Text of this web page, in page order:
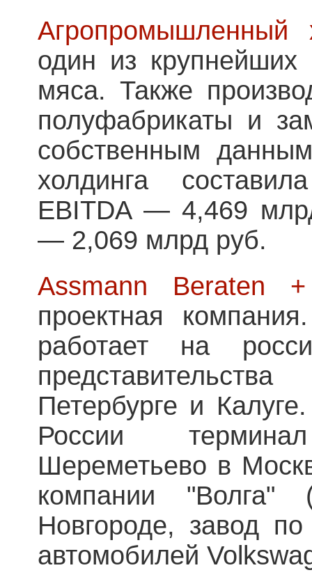
Агропромышленный
один из крупнейших
мяса. Также
полуфабрикаты и
собственным
холдинга
EBITDA — 4,469
— 2,069 млрд руб.
Assmann Beraten
проектная
работает на
Петербурге и
России
Шереметьево в
компании
Новгороде, завод по
автомобилей